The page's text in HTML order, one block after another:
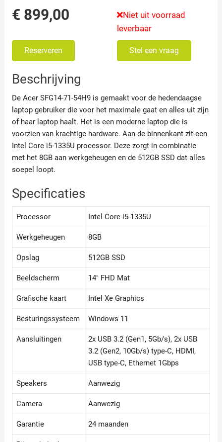
€ 899,00
Niet uit voorraad
leverbaar
Reserveren Stel een vraag
Beschrijving
De Acer SFG14-71-54H9 is gemaakt voor de hedendaagse
laptop gebruiker die voor het maximale gaat en alles uit zijn
of haar laptop haalt. Het is een moderne laptop die is
voorzien van krachtige hardware. Aan de binnenkant zit een
Intel Core i5-1335U processor. Deze zorgt in combinatie
met het 8GB aan werkgeheugen en de 512GB SSD dat alles
soepel loopt.
Specificaties
Processor Intel Core i5-1335U
Werkgeheugen 8GB
Opslag 512GB SSD
Beeldscherm 14" FHD Mat
Grafische kaart Intel Xe Graphics
Besturingssysteem Windows 11
Aansluitingen
2x USB 3.2 (Gen1, 5Gb/s), 2x USB
3.2 (Gen2, 10Gb/s) type-C, HDMI,
USB type-C, Ethernet 1Gbps
Speakers Aanwezig
Camera Aanwezig
Garantie 24 maanden